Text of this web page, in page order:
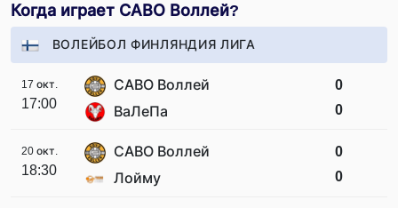
Когда играет САВО Воллей?
ВОЛЕЙБОЛ ФИНЛЯНДИЯ ЛИГА
17 окт.
17:00
САВО Воллей
ВаЛеПа
0
0
20 окт.
18:30
САВО Воллей
Лойму
0
0